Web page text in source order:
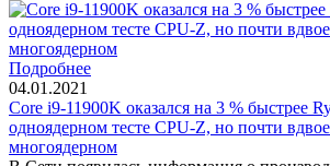
Подробнее
04.01.2021
Core i9-11900K оказался на 3 % быстрее
одноядерном тесте CPU-Z, но почти
многоядерном